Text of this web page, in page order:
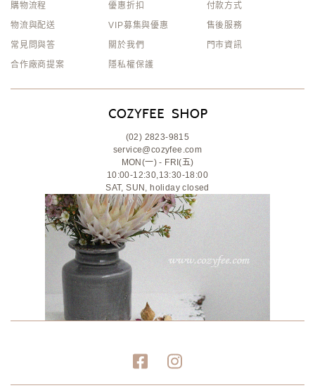
購物流程 優惠折扣
付款方式
物流與配送
VIP募集與優惠
售後服務
常見問與答
關於我們
門市資訊
合作廠商提案
隱私權保護
(02) 2823-9815
service@cozyfee.com
MON(一) - FRI(五)
10:00-12:30,13:30-18:00
SAT, SUN, holiday closed